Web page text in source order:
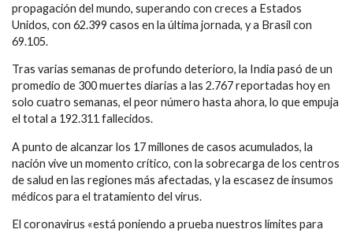
propagación del mundo, superando con creces a Estados
Unidos, con 62.399 casos en la última jornada, y a Brasil con
69.105.
Tras varias semanas de profundo deterioro, la India pasó de un
promedio de 300 muertes diarias a las 2.767 reportadas hoy en
solo cuatro semanas, el peor número hasta ahora, lo que empuja
el total a 192.311 fallecidos.
A punto de alcanzar los 17 millones de casos acumulados, la
nación vive un momento crítico, con la sobrecarga de los centros
de salud en las regiones más afectadas, y la escasez de insumos
médicos para el tratamiento del virus.
El coronavirus «está poniendo a prueba nuestros límites para